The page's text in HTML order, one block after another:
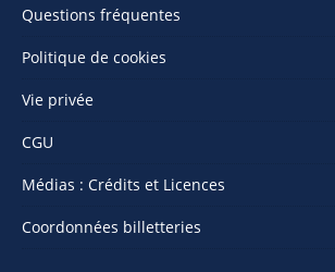
Questions fréquentes
Politique de cookies
Vie privée
CGU
Médias : Crédits et Licences
Coordonnées billetteries